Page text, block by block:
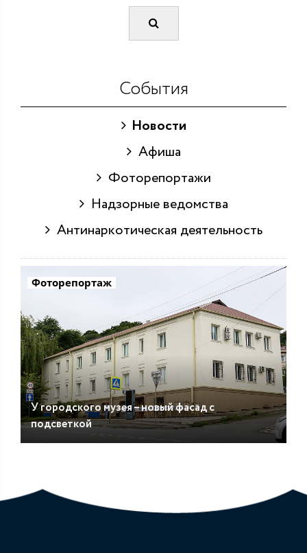
События
Новости
Афиша
Фоторепортажи
Надзорные ведомства
Антинаркотическая деятельность
Фоторепортаж
У городского музея – новый фасад с
подсветкой